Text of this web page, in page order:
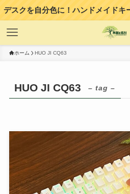
デスクを自分色に！ハンドメイドキ
ホーム HUO JI CQ63
HUO JI CQ63 – tag –